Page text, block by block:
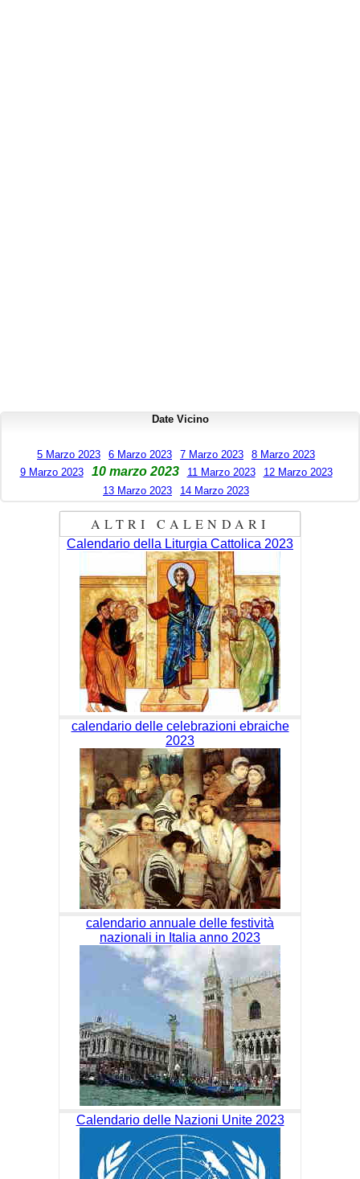
Date Vicino
5 Marzo 2023 6 Marzo 2023 7 Marzo 2023
8 Marzo 2023
9 Marzo 2023
10 marzo 2023 11 Marzo 2023
12 Marzo 2023
13 Marzo 2023
14 Marzo 2023
ALTRI CALENDARI
Calendario della Liturgia Cattolica 2023
calendario delle celebrazioni ebraiche
2023
calendario annuale delle festività
nazionali in Italia anno 2023
Calendario delle Nazioni Unite 2023